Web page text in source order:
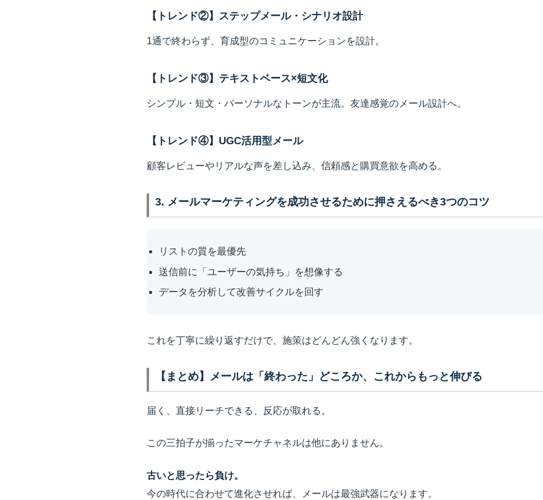
【トレンド②】ステップメール・シナリオ設計
1通で終わらず、育成型のコミュニケーションを設計。
【トレンド③】テキストベース×短文化
シンプル・短文・パーソナルなトーンが主流。友達感覚のメール設計へ。
【トレンド④】UGC活用型メール
顧客レビューやリアルな声を差し込み、信頼感と購買意欲を高める。
3. メールマーケティングを成功させるために押さえるべき3つのコツ
リストの質を最優先
送信前に「ユーザーの気持ち」を想像する
データを分析して改善サイクルを回す
これを丁寧に繰り返すだけで、施策はどんどん強くなります。
【まとめ】メールは「終わった」どころか、これからもっと伸びる
届く、直接リーチできる、反応が取れる。
この三拍子が揃ったマーケチャネルは他にありません。
古いと思ったら負け。
今の時代に合わせて進化させれば、メールは最強武器になります。